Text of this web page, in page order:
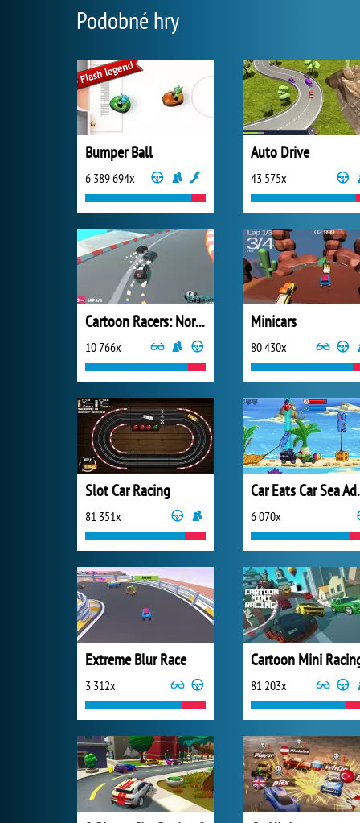
Podobné hry
Bumper Ball
6 389 694x
Auto Drive
43 575x
Cartoon Racers: North Pole
10 766x
Minicars
80 430x
Slot Car Racing
81 351x
Car
6 070x
Extreme Blur Race
3 312x
Cartoon Mini
81 203x